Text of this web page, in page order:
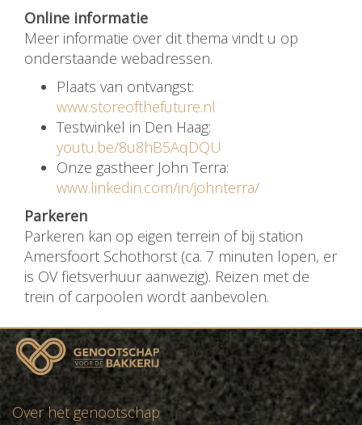
Online informatie
Meer informatie over dit thema vindt u op
onderstaande webadressen.
Plaats van ontvangst:
www.storeofthefuture.nl
Testwinkel in Den Haag:
youtu.be/8u8hB5AqDQU
Onze gastheer John Terra:
www.linkedin.com/in/johnterra/
Parkeren
Parkeren kan op eigen terrein of bij station
Amersfoort Schothorst (ca. 7 minuten lopen, er
is OV fietsverhuur aanwezig). Reizen met de
trein of carpoolen wordt aanbevolen.
Over het genootschap